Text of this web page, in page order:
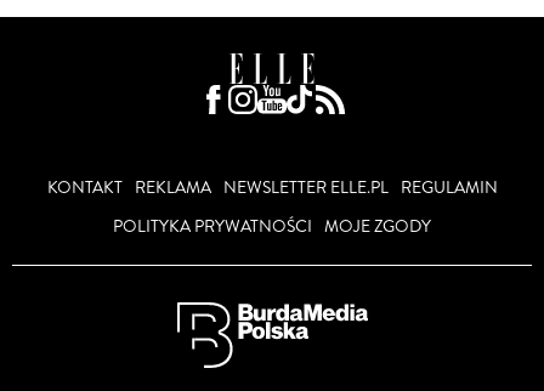
KONTAKT REKLAMA NEWSLETTER ELLE.PL
REGULAMIN
POLITYKA PRYWATNOŚCI MOJE ZGODY